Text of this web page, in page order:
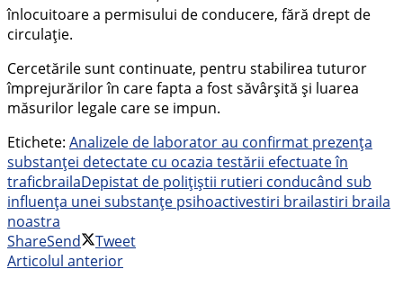
înlocuitoare a permisului de conducere, fără drept de
circulație.
Cercetările sunt continuate, pentru stabilirea tuturor
împrejurărilor în care fapta a fost săvârșită și luarea
măsurilor legale care se impun.
Etichete: Analizele de laborator au confirmat prezența
substanței detectate cu ocazia testării efectuate în
traficbrailaDepistat de polițiștii rutieri conducând sub
influența unei substanțe psihoactivestiri brailastiri braila
noastra
ShareSend
Tweet
Articolul anterior